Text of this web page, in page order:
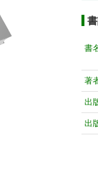
書
著
出
出